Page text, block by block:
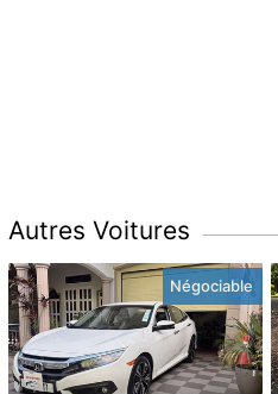
Autres Voitures
Négociable